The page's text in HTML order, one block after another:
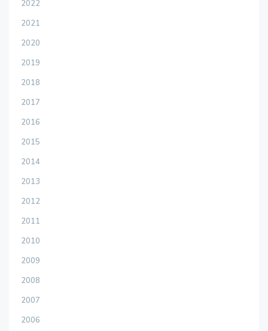
2022
2021
2020
2019
2018
2017
2016
2015
2014
2013
2012
2011
2010
2009
2008
2007
2006